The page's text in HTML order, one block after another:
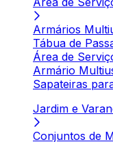
Armários
Tábua de
Área de
Armário
Sapateiras
Jardim e
Conjuntos de